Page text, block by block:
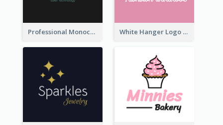
Professional Monochrome Logo For Security Services White Hanger Logo For Clothes Store